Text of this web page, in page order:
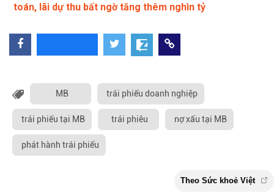
toán, lãi dự thu bất ngờ tăng thêm nghìn tỷ
MB trái phiếu doanh nghiệp
trái phiếu tại MB trái phiêu nợ xấu tại MB
phát hành trái phiếu